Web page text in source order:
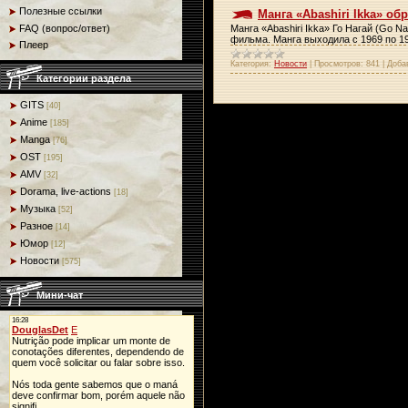
Полезные ссылки
FAQ (вопрос/ответ)
Плеер
Категории раздела
GITS [40]
Anime [185]
Manga [76]
OST [195]
AMV [32]
Dorama, live-actions [18]
Музыка [52]
Разное [14]
Юмор [12]
Новости [575]
Мини-чат
Манга «Abashiri Ikka»
Манга «Abashiri Ikka» Го Нагай (Go
фильма. Манга выходила с 1969 по
Категория: Новости Просмотров: 841